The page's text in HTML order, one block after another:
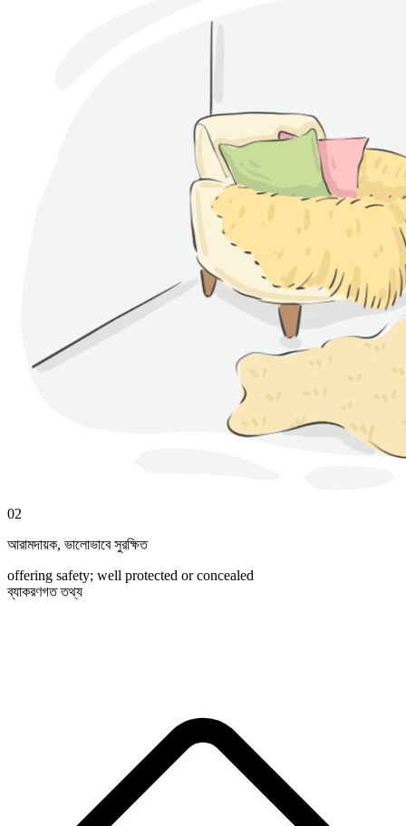
02
আরামদায়ক, ভালোভাবে সুরক্ষিত
offering safety; well protected or concealed
ব্যাকরণগত তথ্য